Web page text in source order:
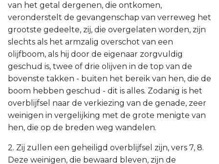
van het getal dergenen, die ontkomen,
veronderstelt de gevangenschap van verreweg het
grootste gedeelte, zij, die overgelaten worden, zijn
slechts als het armzalig overschot van een
olijfboom, als hij door de eigenaar zorgvuldig
geschud is, twee of drie olijven in de top van de
bovenste takken - buiten het bereik van hen, die de
boom hebben geschud - dit is alles. Zodanig is het
overblijfsel naar de verkiezing van de genade, zeer
weinigen in vergelijking met de grote menigte van
hen, die op de breden weg wandelen.
2. Zij zullen een geheiligd overblijfsel zijn, vers 7, 8.
Deze weinigen, die bewaard bleven, zijn de